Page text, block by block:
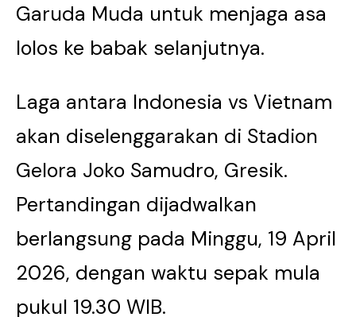
Garuda Muda untuk menjaga asa
lolos ke babak selanjutnya.
Laga antara Indonesia vs Vietnam
akan diselenggarakan di Stadion
Gelora Joko Samudro, Gresik.
Pertandingan dijadwalkan
berlangsung pada Minggu, 19 April
2026, dengan waktu sepak mula
pukul 19.30 WIB.